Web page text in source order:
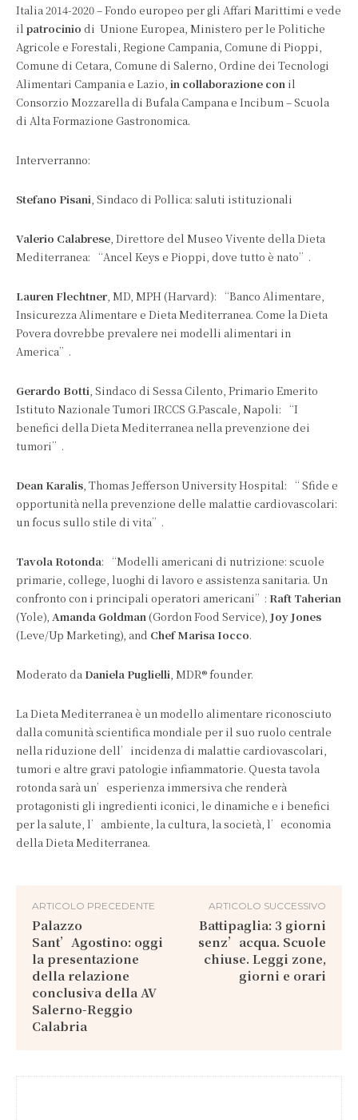
Italia 2014-2020 – Fondo europeo per gli Affari Marittimi e vede
il patrocinio di Unione Europea, Ministero per le Politiche
Agricole e Forestali, Regione Campania, Comune di Pioppi,
Comune di Cetara, Comune di Salerno, Ordine dei Tecnologi
Alimentari Campania e Lazio, in collaborazione con il
Consorzio Mozzarella di Bufala Campana e Incibum – Scuola
di Alta Formazione Gastronomica.
Interverranno:
Stefano Pisani, Sindaco di Pollica: saluti istituzionali
Valerio Calabrese, Direttore del Museo Vivente della Dieta
Mediterranea: “Ancel Keys e Pioppi, dove tutto è nato”.
Lauren Flechtner, MD, MPH (Harvard): “Banco Alimentare,
Insicurezza Alimentare e Dieta Mediterranea. Come la Dieta
Povera dovrebbe prevalere nei modelli alimentari in
America”.
Gerardo Botti, Sindaco di Sessa Cilento, Primario Emerito
Istituto Nazionale Tumori IRCCS G.Pascale, Napoli: “I
benefici della Dieta Mediterranea nella prevenzione dei
tumori”.
Dean Karalis, Thomas Jefferson University Hospital: “ Sfide e
opportunità nella prevenzione delle malattie cardiovascolari:
un focus sullo stile di vita”.
Tavola Rotonda: “Modelli americani di nutrizione: scuole
primarie, college, luoghi di lavoro e assistenza sanitaria. Un
confronto con i principali operatori americani”: Raft Taherian
(Yole), Amanda Goldman (Gordon Food Service), Joy Jones
(Leve/Up Marketing), and Chef Marisa Iocco.
Moderato da Daniela Puglielli, MDR® founder.
La Dieta Mediterranea è un modello alimentare riconosciuto
dalla comunità scientifica mondiale per il suo ruolo centrale
nella riduzione dell’incidenza di malattie cardiovascolari,
tumori e altre gravi patologie infiammatorie. Questa tavola
rotonda sarà un’esperienza immersiva che renderà
protagonisti gli ingredienti iconici, le dinamiche e i benefici
per la salute, l’ambiente, la cultura, la società, l’economia
della Dieta Mediterranea.
ARTICOLO PRECEDENTE
Palazzo
Sant’Agostino: oggi
la presentazione
della relazione
conclusiva della AV
Salerno-Reggio
Calabria
ARTICOLO SUCCESSIVO
Battipaglia: 3 giorni
senz’acqua. Scuole
chiuse. Leggi zone,
giorni e orari